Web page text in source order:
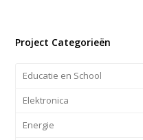
Project Categorieën
Educatie en School
Elektronica
Energie